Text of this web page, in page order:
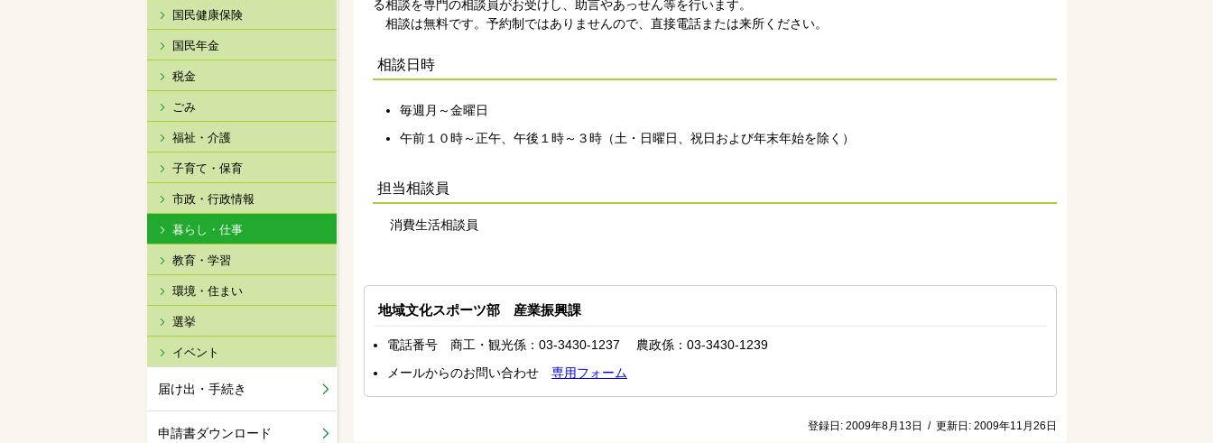
国民健康保険
国民年金
税金
ごみ
福祉・介護
子育て・保育
市政・行政情報
暮らし・仕事
教育・学習
環境・住まい
選挙
イベント
届け出・手続き
申請書ダウンロード
る相談を専門の相談員がお受けし、助言やあっせん等を行います。
相談は無料です。予約制ではありませんので、直接電話または来所ください。
相談日時
毎週月～金曜日
午前１０時～正午、午後１時～３時（土・日曜日、祝日および年末年始を除く）
担当相談員
消費生活相談員
地域文化スポーツ部 産業振興課
電話番号 商工・観光係：03-3430-1237 農政係：03-3430-1239
メールからのお問い合わせ 専用フォーム
登録日: 2009年8月13日 / 更新日: 2009年11月26日